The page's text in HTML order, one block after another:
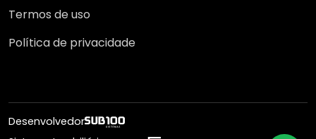
Termos de uso
Política de privacidade
Desenvolvedor